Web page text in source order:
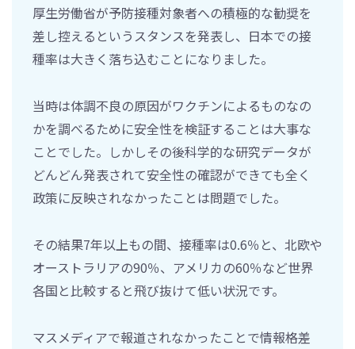
厚生労働省が予防接種対象者への積極的な勧奨を
差し控えるというスタンスを発表し、日本での接
種率は大きく落ち込むことになりました。
当時は体調不良の原因がワクチンによるものなの
かを調べるために安全性を検証することは大事な
ことでした。しかしその後科学的な研究データが
どんどん発表されて安全性の確認ができても全く
政策に反映されなかったことは問題でした。
その結果7年以上もの間、接種率は0.6％と、北欧や
オーストラリアの90％、アメリカの60％など世界
各国と比較すると飛び抜けて低い状況です。
マスメディアで報道されなかったことで情報格差